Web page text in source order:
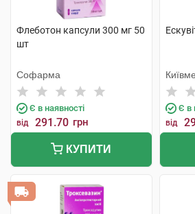
Флеботон капсули 300 мг 50
шт
Софарма
Є в наявності
від 291.70 грн
КУПИТИ
Є в
від